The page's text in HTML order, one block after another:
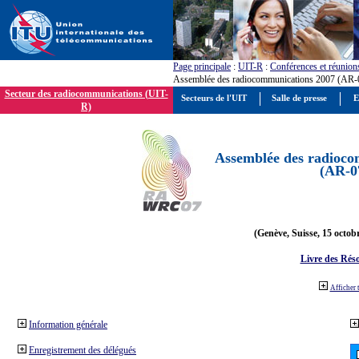
Page principale : UIT-R : Conférences et
Assemblée des radiocommunications 2007
Secteur des radiocommunications (UIT-
R)
Assemblée des
(AR-
(Genève, Suisse, 15
Livre des
Afficher
Information générale
Enregistrement des délégués
Secteurs de l'UIT Salle de presse